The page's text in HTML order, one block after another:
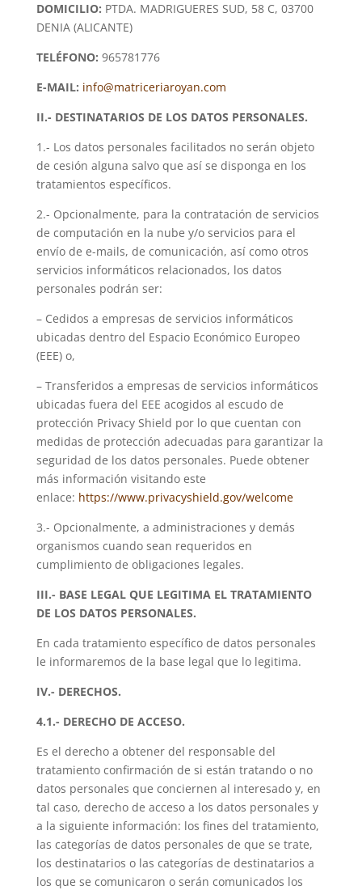
DOMICILIO: PTDA. MADRIGUERES SUD, 58 C, 03700
DENIA (ALICANTE)
TELÉFONO: 965781776
E-MAIL: info@matriceriaroyan.com
II.- DESTINATARIOS DE LOS DATOS PERSONALES.
1.- Los datos personales facilitados no serán objeto
de cesión alguna salvo que así se disponga en los
tratamientos específicos.
2.- Opcionalmente, para la contratación de servicios
de computación en la nube y/o servicios para el
envío de e-mails, de comunicación, así como otros
servicios informáticos relacionados, los datos
personales podrán ser:
– Cedidos a empresas de servicios informáticos
ubicadas dentro del Espacio Económico Europeo
(EEE) o,
– Transferidos a empresas de servicios informáticos
ubicadas fuera del EEE acogidos al escudo de
protección Privacy Shield por lo que cuentan con
medidas de protección adecuadas para garantizar la
seguridad de los datos personales. Puede obtener
más información visitando este
enlace: https://www.privacyshield.gov/welcome
3.- Opcionalmente, a administraciones y demás
organismos cuando sean requeridos en
cumplimiento de obligaciones legales.
III.- BASE LEGAL QUE LEGITIMA EL TRATAMIENTO
DE LOS DATOS PERSONALES.
En cada tratamiento específico de datos personales
le informaremos de la base legal que lo legitima.
IV.- DERECHOS.
4.1.- DERECHO DE ACCESO.
Es el derecho a obtener del responsable del
tratamiento confirmación de si están tratando o no
datos personales que conciernen al interesado y, en
tal caso, derecho de acceso a los datos personales y
a la siguiente información: los fines del tratamiento,
las categorías de datos personales de que se trate,
los destinatarios o las categorías de destinatarios a
los que se comunicaron o serán comunicados los